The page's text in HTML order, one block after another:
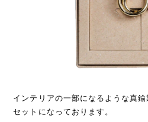
インテリアの一部になるような真
セットになっております。